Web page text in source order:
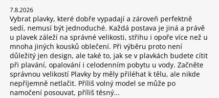
7.8.2026
Vybrat plavky, které dobře vypadají a zároveň perfektně
sedí, nemusí být jednoduché. Každá postava je jiná a právě
u plavek záleží na správné velikosti, střihu i opoře více než u
mnoha jiných kousků oblečení. Při výběru proto není
důležitý jen design, ale také to, jak se v plavkách budete cítit
při plavání, opalování i celodenním pobytu u vody. Začněte
správnou velikostí Plavky by měly přiléhat k tělu, ale nikde
nepříjemně netlačit. Příliš volný model se může po
namočení posouvat, příliš těsný...